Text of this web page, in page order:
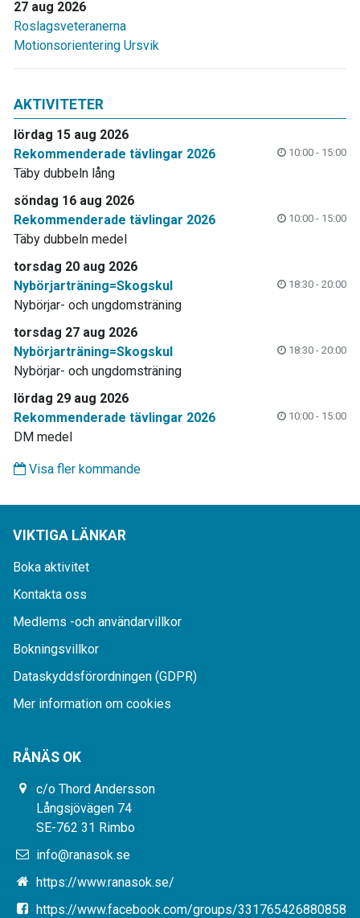
27 aug 2026
Roslagsveteranerna
Motionsorientering Ursvik
AKTIVITETER
lördag 15 aug 2026
Rekommenderade tävlingar 2026
10:00 - 15:00
Täby dubbeln lång
söndag 16 aug 2026
Rekommenderade tävlingar 2026
10:00 - 15:00
Täby dubbeln medel
torsdag 20 aug 2026
Nybörjarträning=Skogskul
18:30 - 20:00
Nybörjar- och ungdomsträning
torsdag 27 aug 2026
Nybörjarträning=Skogskul
18:30 - 20:00
Nybörjar- och ungdomsträning
lördag 29 aug 2026
Rekommenderade tävlingar 2026
10:00 - 15:00
DM medel
Visa fler kommande
VIKTIGA LÄNKAR
Boka aktivitet
Kontakta oss
Medlems -och användarvillkor
Bokningsvillkor
Dataskyddsförordningen (GDPR)
Mer information om cookies
RÅNÄS OK
c/o Thord Andersson
Långsjövägen 74
SE-762 31 Rimbo
info@ranasok.se
https://www.ranasok.se/
https://www.facebook.com/groups/331765426880858